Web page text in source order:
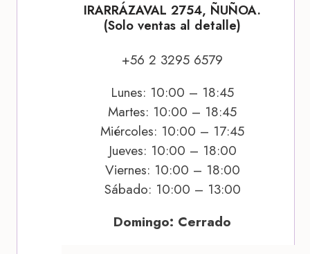
IRARRÁZAVAL 2754, ÑUÑOA.
(Solo ventas al detalle)
+56 2 3295 6579
Lunes: 10:00 – 18:45
Martes: 10:00 – 18:45
Miércoles: 10:00 – 17:45
Jueves: 10:00 – 18:00
Viernes: 10:00 – 18:00
Sábado: 10:00 – 13:00
Domingo: Cerrado